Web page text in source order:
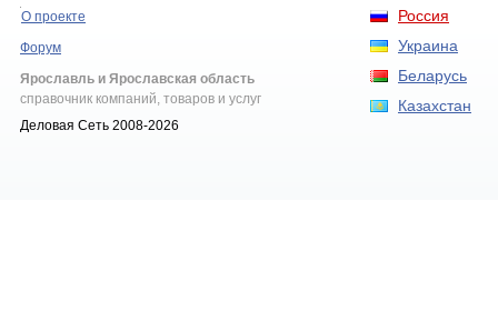
Россия
Украина
Беларусь
Казахстан
О проекте
Форум
Ярославль и Ярославская область
справочник компаний, товаров и услуг
Деловая Сеть 2008-2026